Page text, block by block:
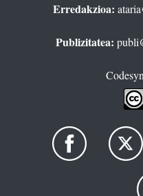
Erredakzioa:
Publizitatea: